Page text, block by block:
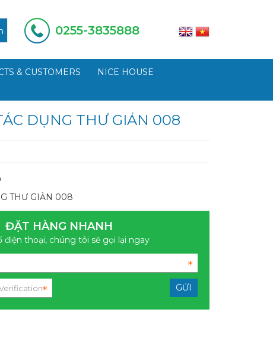
0255-3835888
& CUSTOMERS
NICE HOUSE
DỤNG THƯ GIẢN 008
THƯ GIẢN 008
ĐẶT HÀNG NHANH
điện thoại, chúng tôi sẽ gọi lại ngay